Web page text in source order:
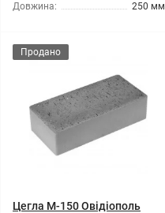
Довжина:
250 мм
Продано
Цегла М-150 Овідіополь